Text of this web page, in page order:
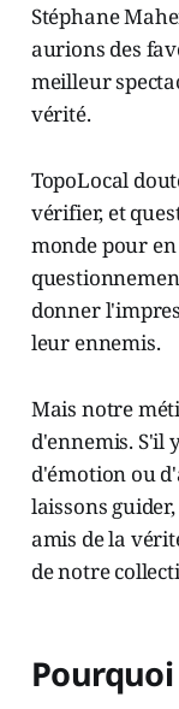
Stéphane
aurions des
meilleur
vérité.
TopoLocal
vérifier, et
monde pour
donner
leur ennemis.
Mais notre
d'ennemis. S'il
d'émotion ou
laissons
amis de la
de notre